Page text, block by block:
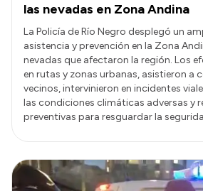
las nevadas en Zona Andina
La Policía de Río Negro desplegó un
asistencia y prevención en la Zona
nevadas que afectaron la región. Los
en rutas y zonas urbanas, asistieron a
vecinos, intervinieron en incidentes
las condiciones climáticas adversas y
preventivas para resguardar la